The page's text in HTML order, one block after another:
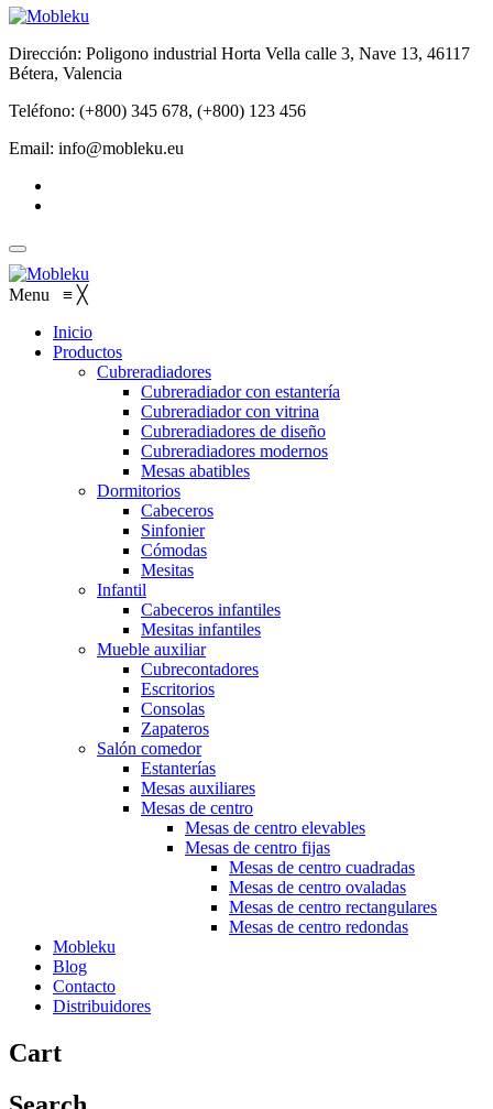
Dirección: Poligono industrial Horta Vella calle 3, Nave 13, 46117
Bétera, Valencia
Teléfono: (+800) 345 678, (+800) 123 456
Email: info@mobleku.eu
Menu ≡ ╳
Inicio
Productos
Cubreradiadores
Cubreradiador con estantería
Cubreradiador con vitrina
Cubreradiadores de diseño
Cubreradiadores modernos
Mesas abatibles
Dormitorios
Cabeceros
Sinfonier
Cómodas
Mesitas
Infantil
Cabeceros infantiles
Mesitas infantiles
Mueble auxiliar
Cubrecontadores
Escritorios
Consolas
Zapateros
Salón comedor
Estanterías
Mesas auxiliares
Mesas de centro
Mesas de centro elevables
Mesas de centro fijas
Mesas de centro cuadradas
Mesas de centro ovaladas
Mesas de centro rectangulares
Mesas de centro redondas
Mobleku
Blog
Contacto
Distribuidores
Cart